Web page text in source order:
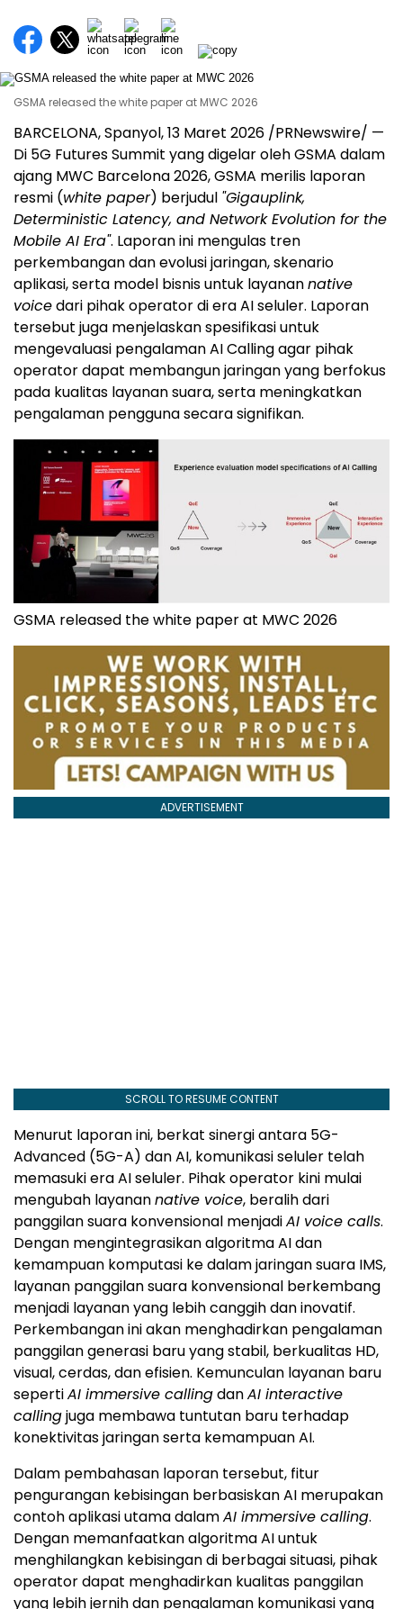
GSMA released the white paper at MWC 2026
BARCELONA, Spanyol, 13 Maret 2026 /PRNewswire/ —
Di 5G Futures Summit yang digelar oleh GSMA dalam
ajang MWC Barcelona 2026, GSMA merilis laporan
resmi (white paper) berjudul "Gigauplink,
Deterministic Latency, and Network Evolution for the
Mobile AI Era". Laporan ini mengulas tren
perkembangan dan evolusi jaringan, skenario
aplikasi, serta model bisnis untuk layanannative
voicedari pihak operator di era AI seluler. Laporan
tersebut juga menjelaskan spesifikasi untuk
mengevaluasi pengalaman AI Calling agar pihak
operator dapat membangun jaringan yang berfokus
pada kualitas layanan suara, serta meningkatkan
pengalaman pengguna secara signifikan.
GSMA released the white paper at MWC 2026
ADVERTISEMENT
SCROLL TO RESUME CONTENT
Menurut laporan ini, berkat sinergi antara 5G-
Advanced (5G-A) dan AI, komunikasi seluler telah
memasuki era AI seluler. Pihak operator kini mulai
mengubah layanannative voice, beralih dari
panggilan suara konvensional menjadiAI voice calls.
Dengan mengintegrasikan algoritma AI dan
kemampuan komputasi ke dalam jaringan suara IMS,
layanan panggilan suara konvensional berkembang
menjadi layanan yang lebih canggih dan inovatif.
Perkembangan ini akan menghadirkan pengalaman
panggilan generasi baru yang stabil, berkualitas HD,
visual, cerdas, dan efisien. Kemunculan layanan baru
sepertiAI immersive callingdanAI interactive
callingjuga membawa tuntutan baru terhadap
konektivitas jaringan serta kemampuan AI.
Dalam pembahasan laporan tersebut, fitur
pengurangan kebisingan berbasiskan AI merupakan
contoh aplikasi utama dalamAI immersive calling.
Dengan memanfaatkan algoritma AI untuk
menghilangkan kebisingan di berbagai situasi, pihak
operator dapat menghadirkan kualitas panggilan
yang lebih jernih dan pengalaman komunikasi yang